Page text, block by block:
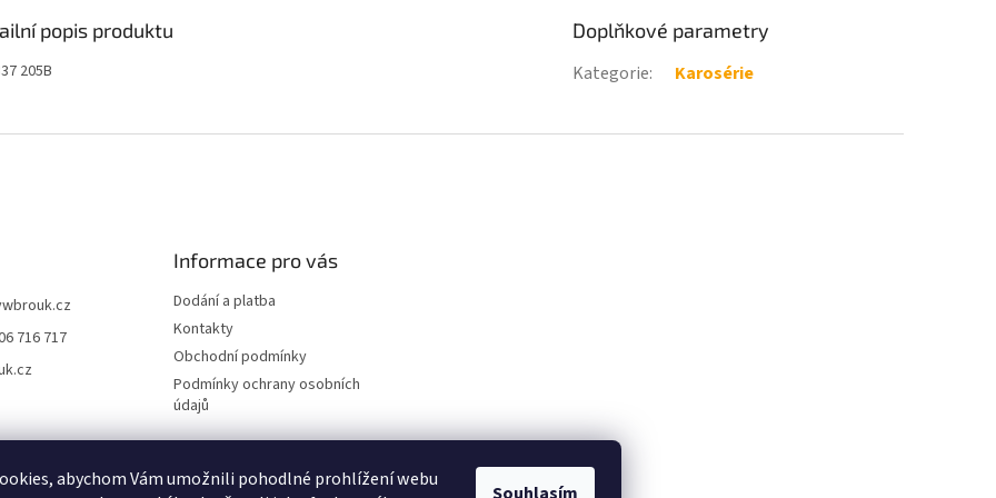
abychom Vám umožnili pohodlné prohlížení webu
popis produktu
205B
Doplňkové parametry
Kategorie: Karosérie
716 717
Informace pro vás
Dodání a platba
Kontakty
Obchodní podmínky
Podmínky ochrany osobních
údajů